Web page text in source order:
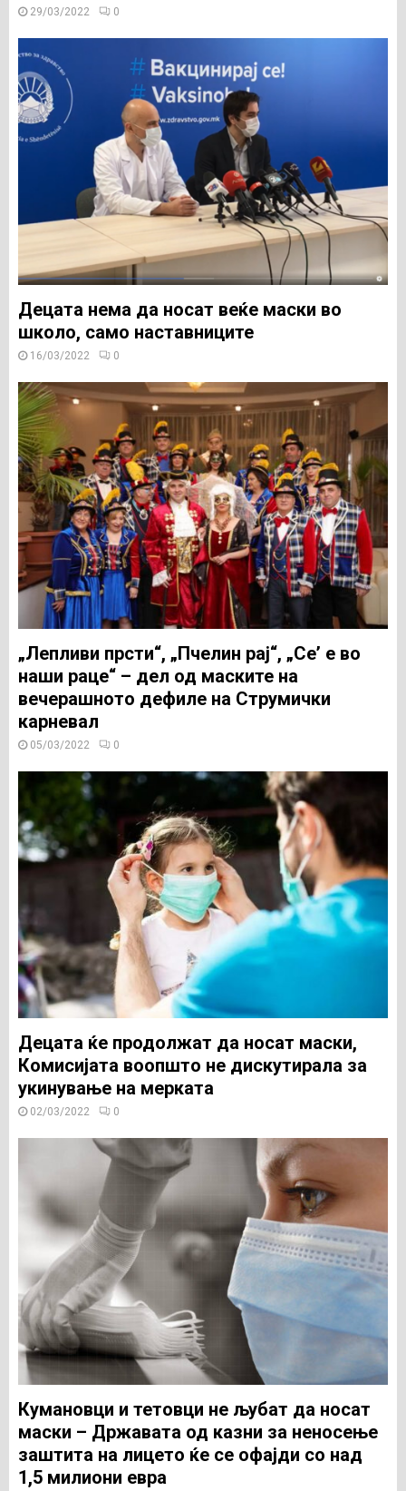
29/03/2022 0
Децата нема да носат веќе маски во
школо, само наставниците
16/03/2022 0
„Лепливи прсти“, „Пчелин рај“, „Се’ е во
наши раце“ – дел од маските на
вечерашното дефиле на Струмички
карневал
05/03/2022 0
Децата ќе продолжат да носат маски,
Комисијата воопшто не дискутирала за
укинување на мерката
02/03/2022 0
Кумановци и тетовци не љубат да носат
маски – Државата од казни за неносење
заштита на лицето ќе се офајди со над
1,5 милиони евра